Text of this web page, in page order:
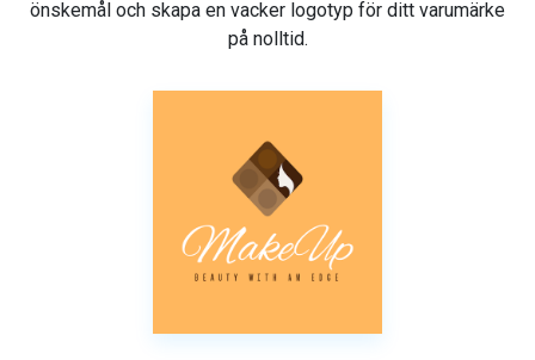
önskemål och skapa en vacker logotyp för ditt varumärke
på nolltid.